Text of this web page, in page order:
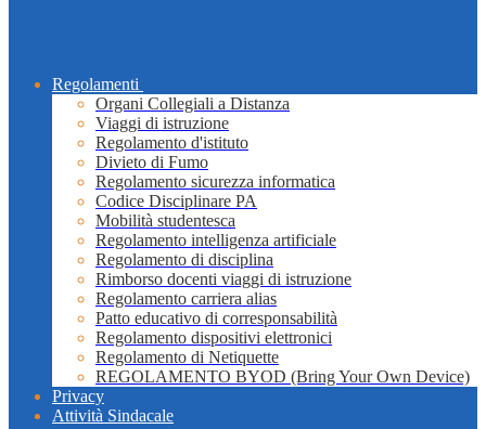
Regolamenti
Organi Collegiali a Distanza
Viaggi di istruzione
Regolamento d'istituto
Divieto di Fumo
Regolamento sicurezza informatica
Codice Disciplinare PA
Mobilità studentesca
Regolamento intelligenza artificiale
Regolamento di disciplina
Rimborso docenti viaggi di istruzione
Regolamento carriera alias
Patto educativo di corresponsabilità
Regolamento dispositivi elettronici
Regolamento di Netiquette
REGOLAMENTO BYOD (Bring Your Own Device)
Privacy
Attività Sindacale